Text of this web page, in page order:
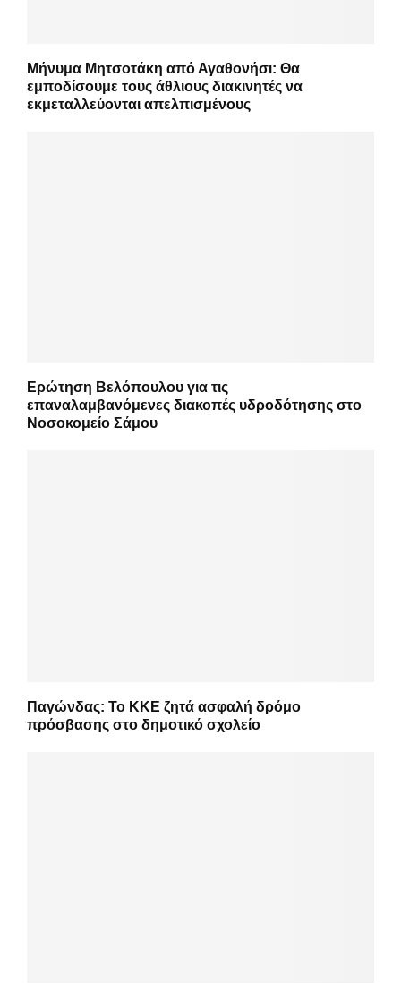
Μήνυμα Μητσοτάκη από Αγαθονήσι: Θα
εμποδίσουμε τους άθλιους διακινητές να
εκμεταλλεύονται απελπισμένους
Ερώτηση Βελόπουλου για τις
επαναλαμβανόμενες διακοπές υδροδότησης στο
Νοσοκομείο Σάμου
Παγώνδας: Το ΚΚΕ ζητά ασφαλή δρόμο
πρόσβασης στο δημοτικό σχολείο